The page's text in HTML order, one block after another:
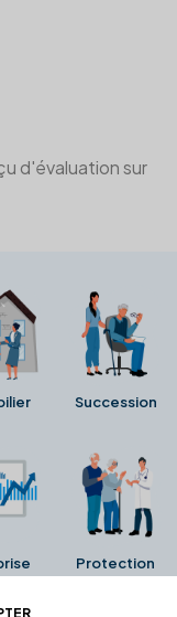
d'évaluation sur
Succession
Protection